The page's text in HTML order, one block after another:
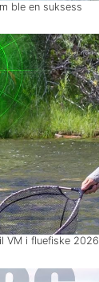
ble en suksess
VM i fluefiske 2026